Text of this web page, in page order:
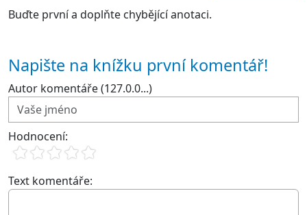
Buďte první a doplňte chybějící anotaci.
Napište na knížku první komentář!
Autor komentáře (127.0.0...)
Hodnocení:
Text komentáře: